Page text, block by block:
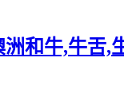
和牛,牛舌,